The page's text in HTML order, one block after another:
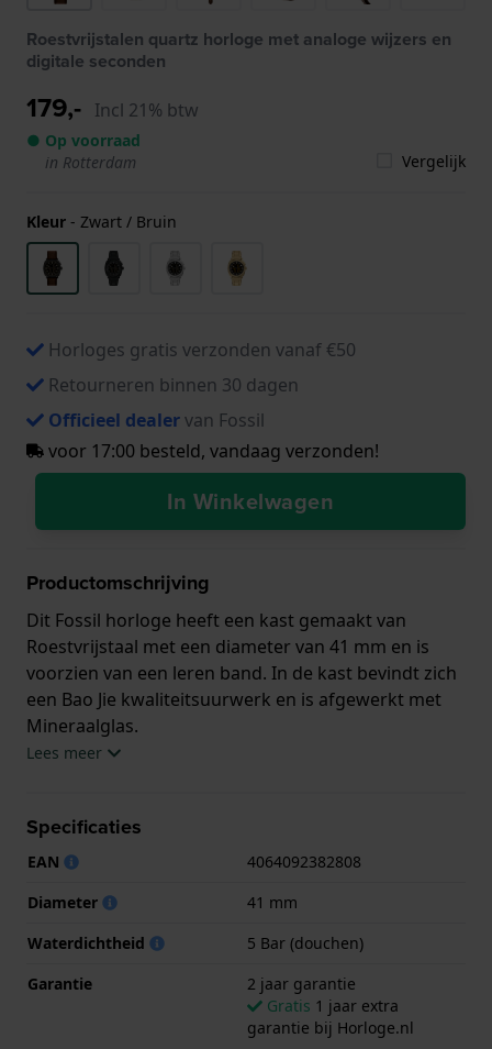
Roestvrijstalen quartz horloge met analoge wijzers en
digitale seconden
179,- Incl 21% btw
● Op voorraad
in Rotterdam
Vergelijk
Kleur - Zwart / Bruin
Horloges gratis verzonden vanaf €50
Retourneren binnen 30 dagen
Officieel dealervan Fossil
voor 17:00 besteld, vandaag verzonden!
In Winkelwagen
Productomschrijving
Dit Fossil horloge heeft een kast gemaakt van
Roestvrijstaal met een diameter van 41 mm en is
voorzien van een leren band. In de kast bevindt zich
een Bao Jie kwaliteitsuurwerk en is afgewerkt met
Mineraalglas.
horloge geleverd met 2 jaar garantie.
Lees meer
Specificaties
EAN
4064092382808
Diameter
41 mm
Waterdichtheid
5 Bar (douchen)
Garantie
2 jaar garantie
Gratis 1 jaar extra
garantie bij Horloge.nl